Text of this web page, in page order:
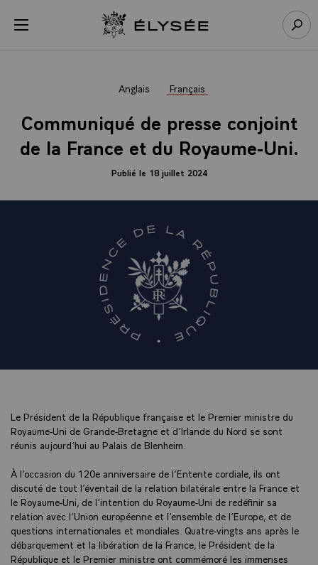
menu Retour à l’accueil Élysée
Anglais Français
Communiqué de presse conjoint
de la France et du Royaume-Uni.
Publié le 18 juillet 2024
Le Président de la République française et le Premier ministre du
Royaume-Uni de Grande-Bretagne et d’Irlande du Nord se sont
réunis aujourd’hui au Palais de Blenheim.
À l’occasion du 120e anniversaire de l’Entente cordiale, ils ont
discuté de tout l’éventail de la relation bilatérale entre la France et
le Royaume-Uni, de l’intention du Royaume-Uni de redéfinir sa
relation avec l’Union européenne et l’ensemble de l’Europe, et de
questions internationales et mondiales. Quatre-vingts ans après le
débarquement et la libération de la France, le Président de la
République et le Premier ministre ont commémoré les immenses
Panneau de gestion des cookies